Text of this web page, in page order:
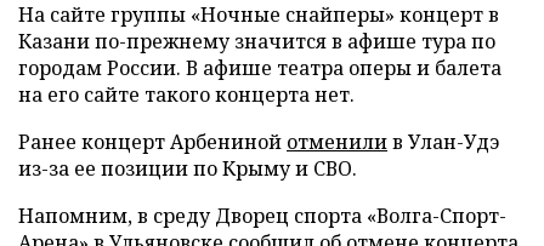
На сайте группы «Ночные снайперы» концерт в
Казани по-прежнему значится в афише тура по
городам России. В афише театра оперы и балета
на его сайте такого концерта нет.
Ранее концерт Арбениной отменилив Улан-Удэ
из-за ее позиции по Крыму и СВО.
Напомним, в среду Дворец спорта «Волга-Спорт-